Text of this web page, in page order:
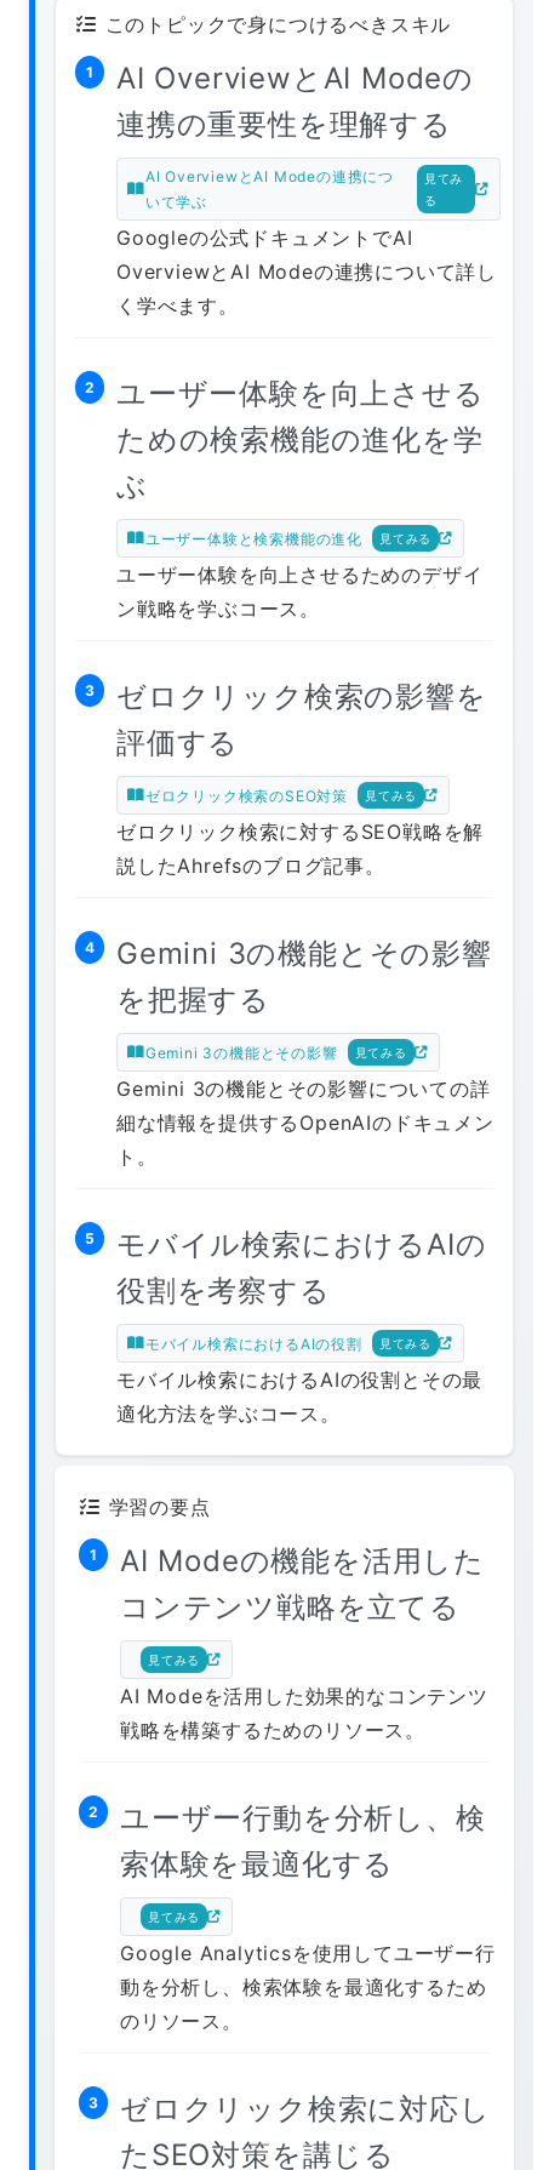
このトピックで身につけるべきスキル
1
AI OverviewとAI Modeの
連携の重要性を理解する
AI OverviewとAI Modeの連携につ
いて学ぶ
見てみ
る
Googleの公式ドキュメントでAI
OverviewとAI Modeの連携について詳し
く学べます。
2
ユーザー体験を向上させる
ための検索機能の進化を学
ぶ
ユーザー体験と検索機能の進化 見てみる
ユーザー体験を向上させるためのデザイ
ン戦略を学ぶコース。
3
ゼロクリック検索の影響を
評価する
ゼロクリック検索のSEO対策 見てみる
ゼロクリック検索に対するSEO戦略を解
説したAhrefsのブログ記事。
4
Gemini 3の機能とその影響
を把握する
Gemini 3の機能とその影響 見てみる
Gemini 3の機能とその影響についての詳
細な情報を提供するOpenAIのドキュメン
ト。
5
モバイル検索におけるAIの
役割を考察する
モバイル検索におけるAIの役割 見てみる
モバイル検索におけるAIの役割とその最
適化方法を学ぶコース。
学習の要点
1
AI Modeの機能を活用した
コンテンツ戦略を立てる
見てみる
AI Modeを活用した効果的なコンテンツ
戦略を構築するためのリソース。
2
ユーザー行動を分析し、検
索体験を最適化する
見てみる
Google Analyticsを使用してユーザー行
動を分析し、検索体験を最適化するため
のリソース。
3
ゼロクリック検索に対応し
たSEO対策を講じる